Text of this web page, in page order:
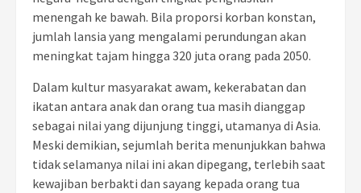
menengah ke bawah. Bila proporsi korban konstan,
jumlah lansia yang mengalami perundungan akan
meningkat tajam hingga 320 juta orang pada 2050.
Dalam kultur masyarakat awam, kekerabatan dan
ikatan antara anak dan orang tua masih dianggap
sebagai nilai yang dijunjung tinggi, utamanya di Asia.
Meski demikian, sejumlah berita menunjukkan bahwa
tidak selamanya nilai ini akan dipegang, terlebih saat
kewajiban berbakti dan sayang kepada orang tua